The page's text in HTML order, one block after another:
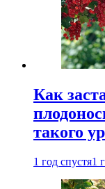
Как
такого
1 год спустя1